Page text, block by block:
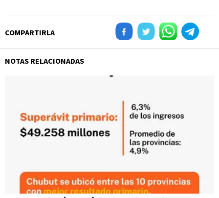
COMPARTIRLA
NOTAS RELACIONADAS